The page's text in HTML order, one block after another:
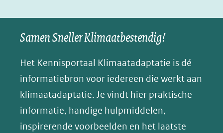
naar
een
website)
naar
een
website)
naar
een
website)
e
s
y
(opent
in
nieuw
venster)
nieuw
venster)
naar
een
andere
website)
Samen Sneller Klimaatbestendig!
Het Kennisportaal Klimaatadaptatie is dé
informatiebron voor iedereen die werkt aan
klimaatadaptatie. Je vindt hier praktische
informatie, handige hulpmiddelen,
inspirerende voorbeelden en het laatste